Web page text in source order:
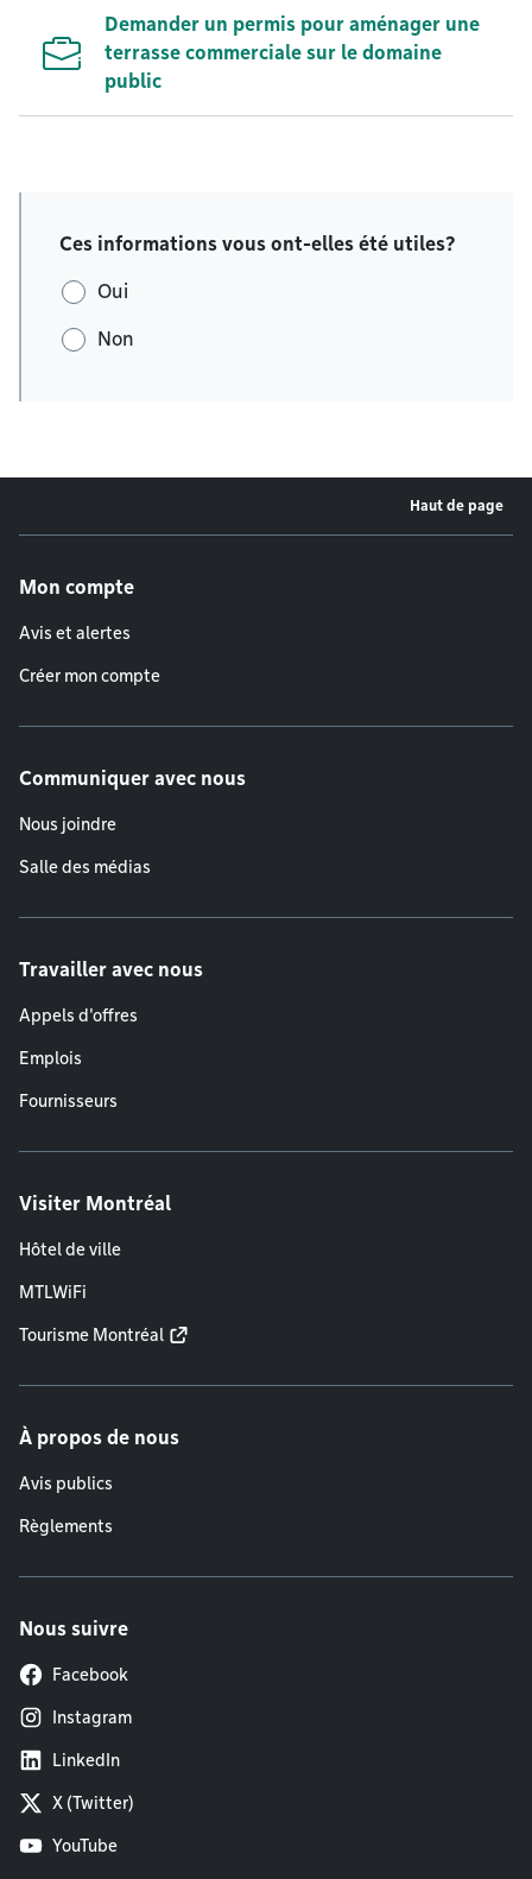
Demander un permis pour aménager une
terrasse commerciale sur le domaine
public
Ces informations vous ont-elles été utiles?
Oui
Non
Haut de page
Mon compte
Avis et alertes
Créer mon compte
Communiquer avec nous
Nous joindre
Salle des médias
Travailler avec nous
Appels d'offres
Emplois
Fournisseurs
Visiter Montréal
Hôtel de ville
MTLWiFi
Tourisme Montréal
À propos de nous
Avis publics
Règlements
Nous suivre
Facebook
Instagram
LinkedIn
X (Twitter)
YouTube